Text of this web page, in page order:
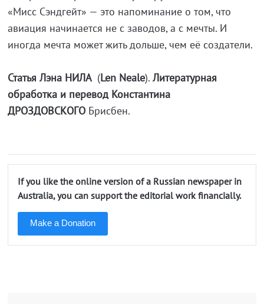
«Мисс Сэндгейт» — это напоминание о том, что
авиация начинается не с заводов, а с мечты. И
иногда мечта может жить дольше, чем её создатели.
Статья Лэна НИЛА (Len Neale). Литературная
обработка и перевод Константина
ДРОЗДОВСКОГОБрисбен.
If you like the online version of a Russian newspaper in
Australia, you can support the editorial work financially.
Make a Donation